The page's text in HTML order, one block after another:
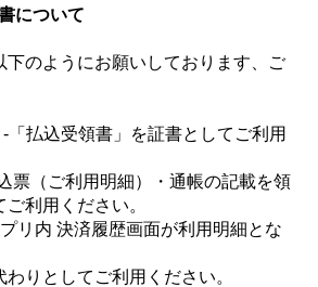
について
下のようにお願いしております、ご
「払込受領書」を証書としてご利用
票（ご利用明細）・通帳の記載を領
利用ください。
リ内 決済履歴画面が利用明細とな
りとしてご利用ください。